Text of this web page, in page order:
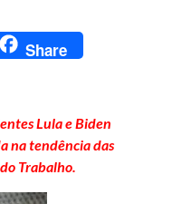
Share
Lula e Biden
na tendência das
Trabalho.